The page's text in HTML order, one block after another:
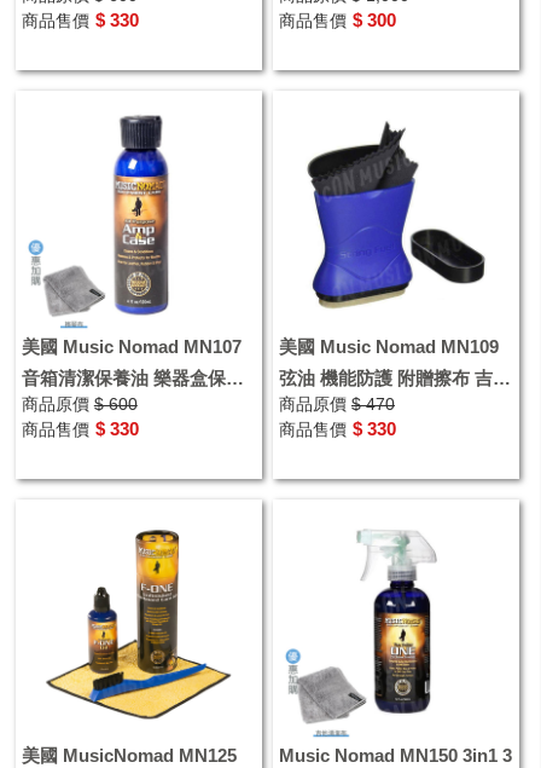
商品售價 $ 330
商品售價 $ 300
美國 Music Nomad MN107
音箱清潔保養油 樂器盒保養
品 皮質保養臘 優惠加購樂器
擦琴布
商品原價 $ 600
商品售價 $ 330
美國 Music Nomad MN109
弦油 機能防護 附贈擦布 吉他
保養品
商品原價 $ 470
商品售價 $ 330
美國 MusicNomad MN125
Music Nomad MN150 3in1 3